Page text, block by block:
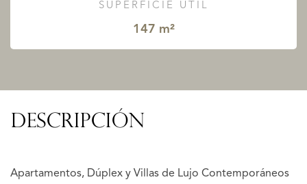
SUPERFICIE ÚTIL
147 m²
DESCRIPCIÓN
Apartamentos, Dúplex y Villas de Lujo Contemporáneos